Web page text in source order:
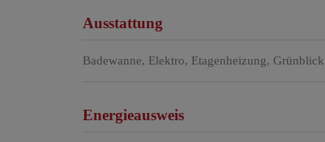
Ausstattung
Badewanne Elektro Etagenheizung Grünblick
Energieausweis